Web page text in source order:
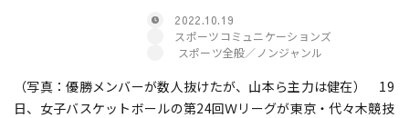
2022.10.19
スポーツコミュニケーションズ
スポーツ全般／ノンジャンル
（写真：優勝メンバーが数人抜けたが、山本ら主力は健在） 19
日、女子バスケットボールの第24回Ｗリーグが東京・代々木競技